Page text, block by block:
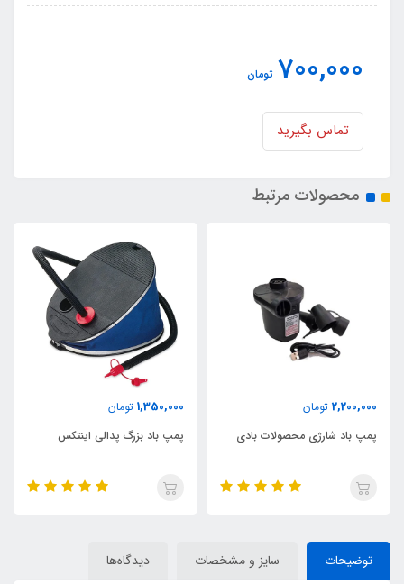
700,000 تومان
تماس بگیرید
محصولات مرتبط
2,200,000 تومان
پمپ باد شارژی محصولات بادی
1,350,000 تومان
پمپ باد بزرگ پدالی اینتکس
توضیحات سایز و مشخصات دیدگاه‌ها